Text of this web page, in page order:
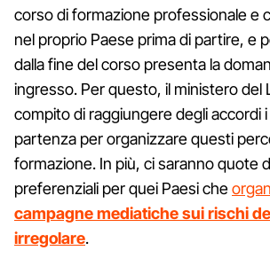
corso di formazione professionale e
nel proprio Paese prima di partire, e
dalla fine del corso presenta la
ingresso. Per questo, il ministero del
compito di raggiungere degli accordi i
partenza per organizzare questi
formazione. In più, ci saranno quote
preferenziali per quei Paesi che
campagne mediatiche sui rischi
irregolare.